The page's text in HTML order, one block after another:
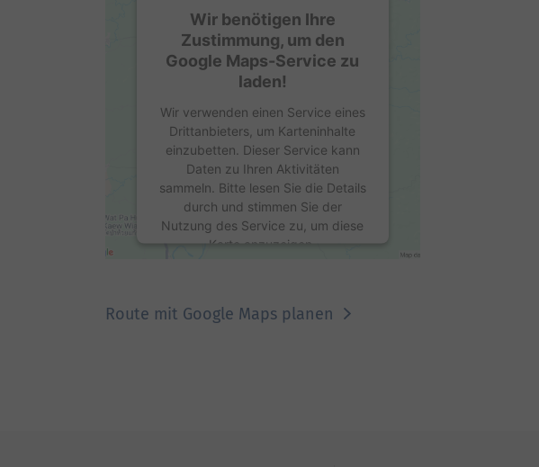
Wir benötigen Ihre
Zustimmung, um den
Google Maps-Service zu
laden!
Wir verwenden einen Service eines
Drittanbieters, um Karteninhalte
einzubetten. Dieser Service kann
Daten zu Ihren Aktivitäten
sammeln. Bitte lesen Sie die Details
durch und stimmen Sie der
Nutzung des Service zu, um diese
Karte anzuzeigen.
Route mit Google Maps planen